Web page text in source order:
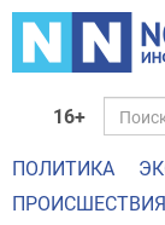
16+
ПОЛИТИКА
ПРОИСШЕСТВИЯ